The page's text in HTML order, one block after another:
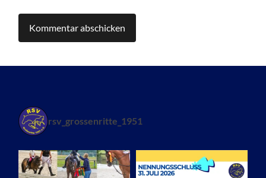
rsv_grossenritte_1951